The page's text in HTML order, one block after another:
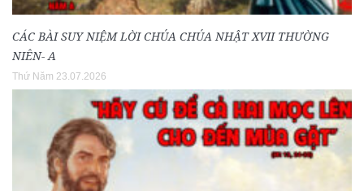
CÁC BÀI SUY NIỆM LỜI CHÚA CHÚA NHẬT XVII THƯỜNG
NIÊN- A
Thứ Năm 23.07.2026